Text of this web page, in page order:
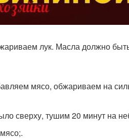
лук. Масла должно
мясо, обжариваем на
сверху, тушим 20 минут на